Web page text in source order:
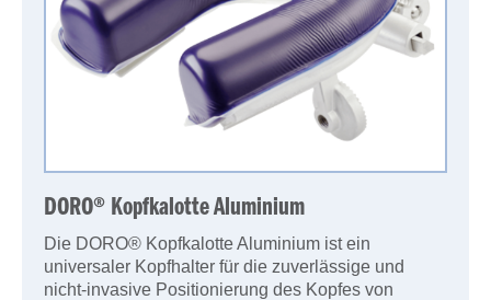
DORO® Kopfkalotte Aluminium
Die DORO® Kopfkalotte Aluminium ist ein
universaler Kopfhalter für die zuverlässige und
nicht-invasive Positionierung des Kopfes von